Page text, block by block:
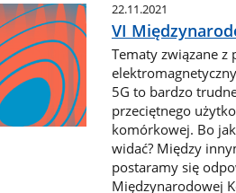
22.11.2021
VI
Tematy związane z
5G to bardzo
przeciętnego
komórkowej. Bo
widać? Między
postaramy się
Międzynarodowej